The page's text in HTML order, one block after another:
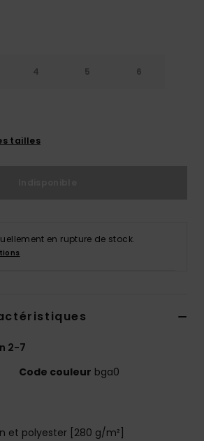
4 5 6
tailles
en rupture de stock.
2-7
Code couleur bga0
et polyester [280 g/m²]